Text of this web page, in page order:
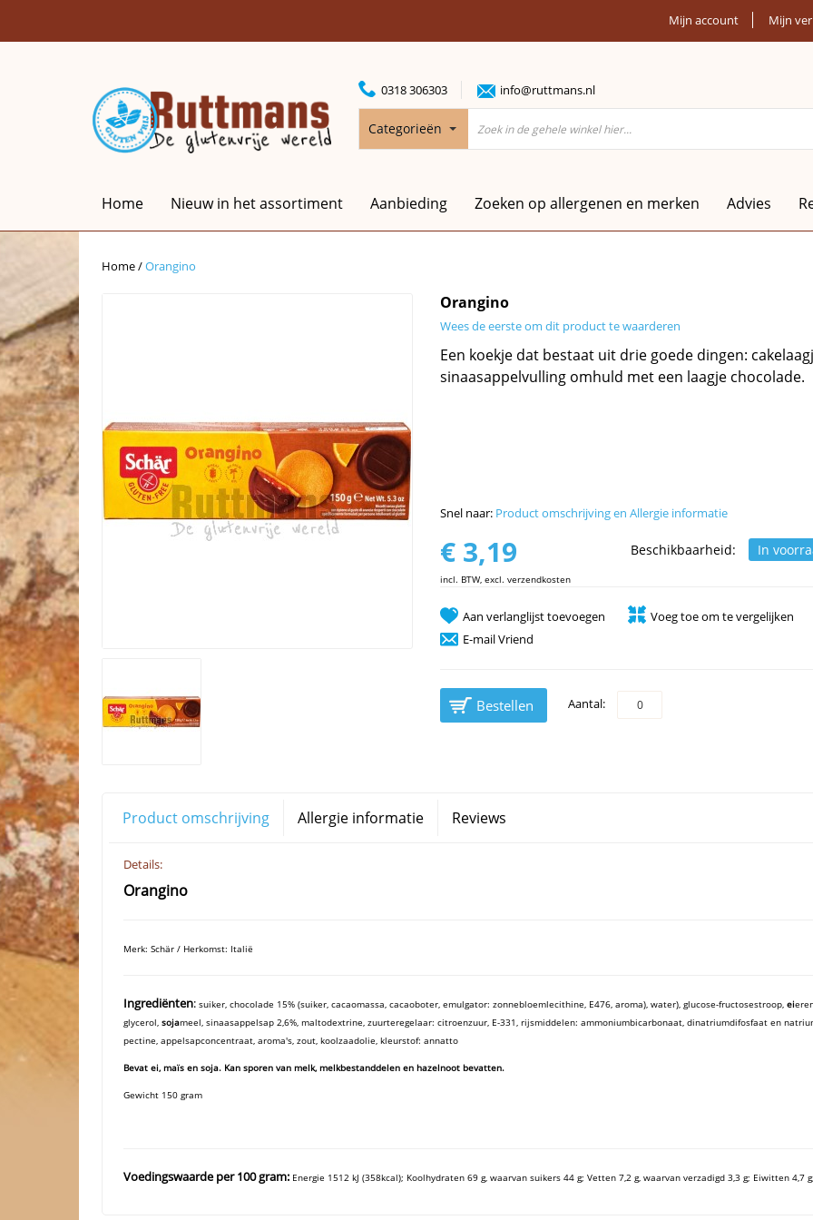
Mijn account Mijn
0318 306303 info@ruttmans.nl
Categorieën
Home Nieuw in het assortiment Aanbieding Zoeken op allergenen en merken Advies
Home/Orangino
Orangino
Wees de eerste om dit product te waarderen
Een koekje dat bestaat uit drie goede dingen:
sinaasappelvulling omhuld met een laagje chocolade.
Snel naar: Product omschrijving en Allergie informatie
Beschikbaarheid: In
€ 3,19
incl. BTW, excl. verzendkosten
Aan verlanglijst toevoegen
Voeg toe om te vergelijken
E-mail Vriend
Bestellen Aantal:
Product omschrijving Allergie informatie Reviews
Details:
Orangino
Merk: Schär / Herkomst: Italië
Ingrediënten: suiker, chocolade 15% (suiker, cacaomassa, cacaoboter, emulgator: zonnebloemlecithine, E476, aroma), water), glucose-fructosestroop, ei
glycerol, sojameel, sinaasappelsap 2,6%, maltodextrine, zuurteregelaar: citroenzuur, E-331, rijsmiddelen: ammoniumbicarbonaat, dinatriumdifosfaat en
pectine, appelsapconcentraat, aroma's, zout, koolzaadolie, kleurstof: annatto
Bevat ei, maïs en soja. Kan sporen van melk, melkbestanddelen en hazelnoot bevatten.
Gewicht 150 gram
Voedingswaarde per 100 gram: Energie 1512 kJ (358kcal); Koolhydraten 69 g, waarvan suikers 44 g; Vetten 7,2 g, waarvan verzadigd 3,3 g; Eiwitten 4,7